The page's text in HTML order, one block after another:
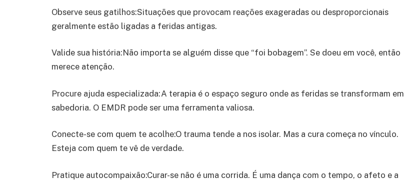
Observe seus gatilhos:Situações que provocam reações exageradas ou desproporcionais
geralmente estão ligadas a feridas antigas.
Valide sua história:Não importa se alguém disse que “foi bobagem”. Se doeu em você, então
merece atenção.
Procure ajuda especializada:A terapia é o espaço seguro onde as feridas se transformam em
sabedoria. O EMDR pode ser uma ferramenta valiosa.
Conecte-se com quem te acolhe:O trauma tende a nos isolar. Mas a cura começa no vínculo.
Esteja com quem te vê de verdade.
Pratique autocompaixão:Curar-se não é uma corrida. É uma dança com o tempo, o afeto e a